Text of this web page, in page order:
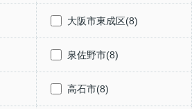
大阪市東成区(8)
泉佐野市(8)
高石市(8)